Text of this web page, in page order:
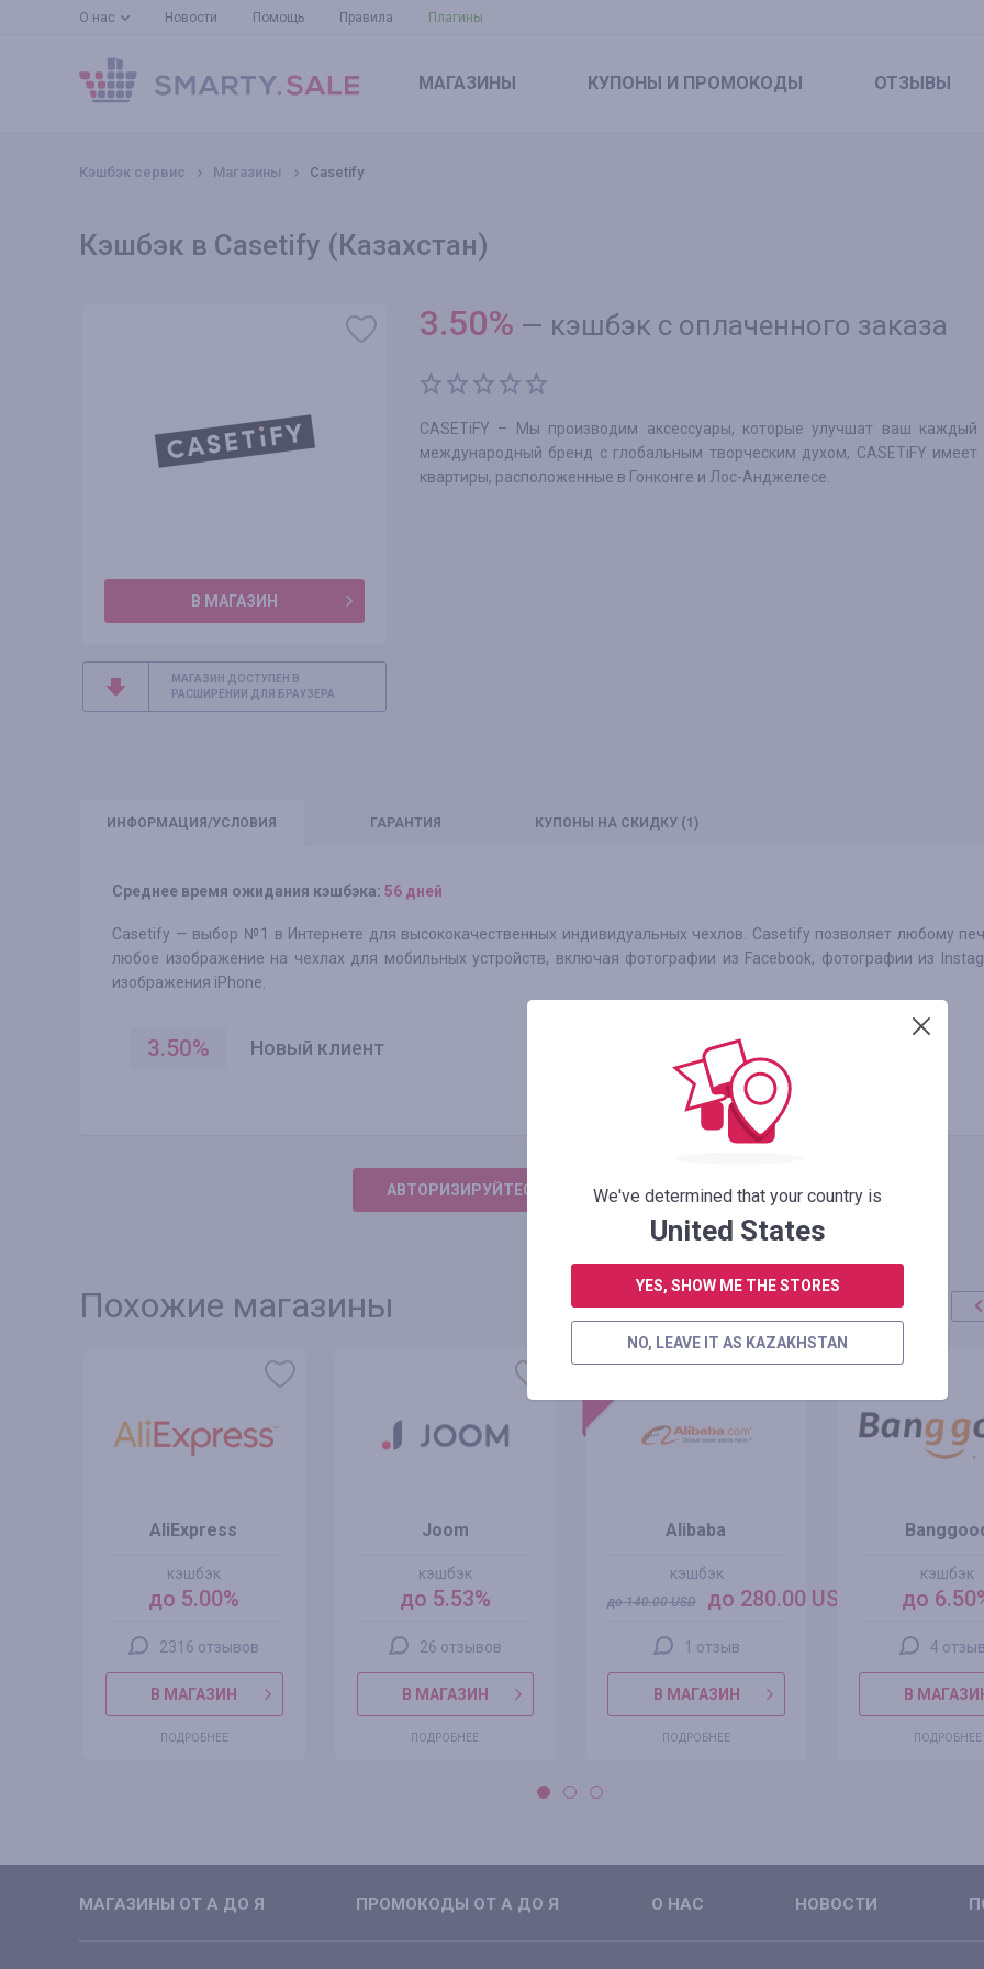
О нас Новости Помощь Правила Плагины
МАГАЗИНЫ КУПОНЫ И ПРОМОКОДЫ ОТЗЫВЫ
Кэшбэк сервис Магазины Casetify
Кэшбэк в Casetify (Казахстан)
В МАГАЗИН
МАГАЗИН ДОСТУПЕН В
РАСШИРЕНИИ ДЛЯ БРАУЗЕРА
3.50% — кэшбэк с оплаченного заказа
CASETiFY – Мы производим аксессуары, которые улучшат ваш каждый
международный бренд с глобальным творческим духом, CASETiFY
квартиры, расположенные в Гонконге и Лос-Анджелесе.
ИНФО РМАЦИЯ/УСЛОВИЯ ГАРАНТИЯ КУПОНЫ НА СКИДКУ (1)
Среднее время ожидания кэшбэка: 56 дней
Casetify — выбор №1 в Интернете для высококачественных индивидуальных чехлов. Casetify позволяет любому
любое изображение на чехлах для мобильных устройств, включая фотографии из Facebook, фотографии из
изображения iPhone.
3.50% Новый клиент Существующий клиент
АВТОРИЗИРУЙТЕСЬ, ЧТОБЫ ОСТАВИТЬ ОТЗЫВ
Похожие магазины
AliExpress
кэшбэк
до 5.00%
2316 отзывов
В МАГАЗИН
ПОДРОБНЕЕ
Joom
кэшбэк
до 5.53%
26 отзывов
В МАГАЗИН
ПОДРОБНЕЕ
акция
+100%
Alibaba
кэшбэк
до140.00USD до 280.00 USD
1 отзыв
В МАГАЗИН
ПОДРОБНЕЕ
кэшбэк
до
4
В
ПОДРОБНЕЕ
МАГАЗИНЫ ОТ А ДО Я ПРОМОКОДЫ ОТ А ДО Я О НАС НОВОСТИ
We've determined that your country is
United States
YES, SHOW ME THE STORES
NO, LEAVE IT AS KAZAKHSTAN